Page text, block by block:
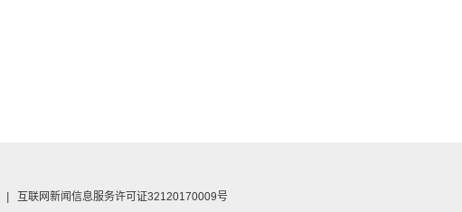
互联网新闻信息服务许可证32120170009号